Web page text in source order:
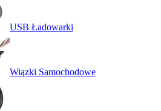
USB Ładowarki
Wiązki Samochodowe